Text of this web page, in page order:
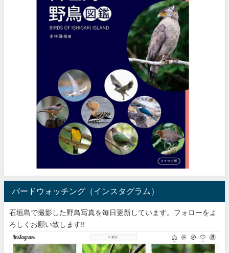
バードウォッチング（インスタグラム）
石垣島で撮影した野鳥写真を毎日更新しています。フォローをよ
ろしくお願い致します!!